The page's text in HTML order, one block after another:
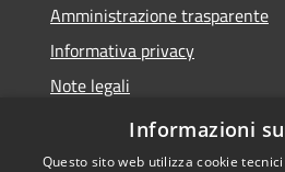
Amministrazione trasparente
Informativa privacy
Note legali
Dichiarazione di accessibilità
Informazioni
Questo sito web utilizza cookie